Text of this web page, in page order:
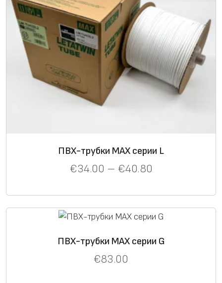
ПВХ-трубки MAX серии L
€34.00 – €40.80
ПВХ-трубки MAX серии G
€83.00